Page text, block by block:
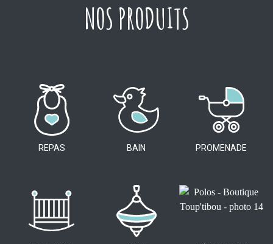
NOS PRODUITS
REPAS BAIN PROMENADE